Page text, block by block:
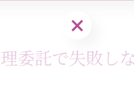
委託で失敗し
お問い合わせはこちら